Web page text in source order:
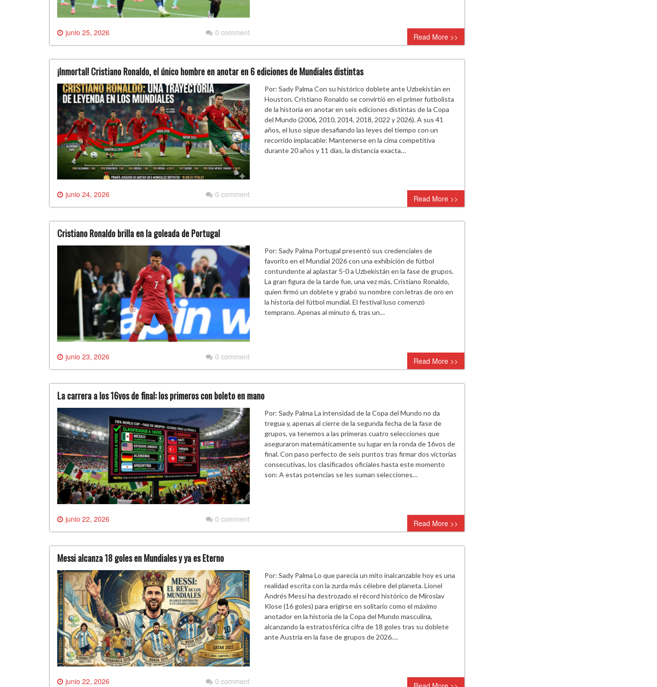
junio 25, 2026 0 comment Read More >>
¡Inmortal! Cristiano Ronaldo, el único hombre en anotar en 6 ediciones de Mundiales distintas
junio 24, 2026 0 comment
Por: Sady Palma Con su histórico doblete ante Uzbekistán en
Houston, Cristiano Ronaldo se convirtió en el primer futbolista
de la historia en anotar en seis ediciones distintas de la Copa
del Mundo (2006, 2010, 2014, 2018, 2022 y 2026). A sus 41
años, el luso sigue desafiando las leyes del tiempo con un
recorrido implacable: Mantenerse en la cima competitiva
durante 20 años y 11 días, la distancia exacta…
Read More >>
Cristiano Ronaldo brilla en la goleada de Portugal
junio 23, 2026 0 comment
Por: Sady Palma Portugal presentó sus credenciales de
favorito en el Mundial 2026 con una exhibición de fútbol
contundente al aplastar 5-0 a Uzbekistán en la fase de grupos.
La gran figura de la tarde fue, una vez más, Cristiano Ronaldo,
quien firmó un doblete y grabó su nombre con letras de oro en
la historia del fútbol mundial. El festival luso comenzó
temprano. Apenas al minuto 6, tras un…
Read More >>
La carrera a los 16vos de final: los primeros con boleto en mano
junio 22, 2026 0 comment
Por: Sady Palma La intensidad de la Copa del Mundo no da
tregua y, apenas al cierre de la segunda fecha de la fase de
grupos, ya tenemos a las primeras cuatro selecciones que
aseguraron matemáticamente su lugar en la ronda de 16vos de
final. Con paso perfecto de seis puntos tras firmar dos victorias
consecutivas, los clasificados oficiales hasta este momento
son: A estas potencias se les suman selecciones…
Read More >>
Messi alcanza 18 goles en Mundiales y ya es Eterno
junio 22, 2026 0 comment
Por: Sady Palma Lo que parecía un mito inalcanzable hoy es una
realidad escrita con la zurda más célebre del planeta. Lionel
Andrés Messi ha destrozado el récord histórico de Miroslav
Klose (16 goles) para erigirse en solitario como el máximo
anotador en la historia de la Copa del Mundo masculina,
alcanzando la estratosférica cifra de 18 goles tras su doblete
ante Austria en la fase de grupos de 2026….